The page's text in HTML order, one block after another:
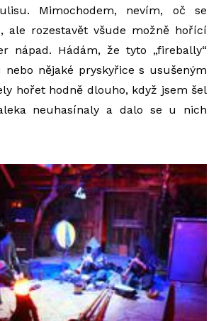
Mimochodem, nevím, oč se
ale rozestavět všude možně hořící
nápad. Hádám, že tyto „firebally“
nebo nějaké pryskyřice s usušeným
hořet hodně dlouho, když jsem šel
neuhasínaly a dalo se u nich